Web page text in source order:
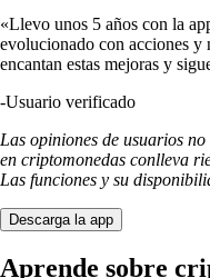
«Llevo unos 5 años con la
evolucionado con acciones
encantan estas mejoras y
-Usuario verificado
Las opiniones de usuarios
en criptomonedas conlleva
Las funciones y su
Descarga la app
Aprende sobre